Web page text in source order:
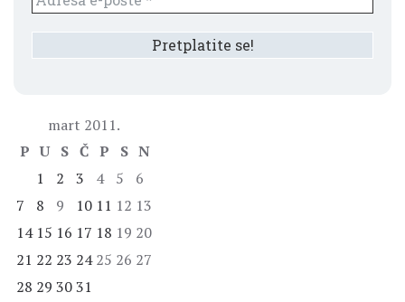
mart 2011.
P U S Č P S N
1
2 3 4 5
6
7
8 9 10 11 12 13
14 15 16 17 18 19 20
21 22 23 24 25 26 27
28 29 3031